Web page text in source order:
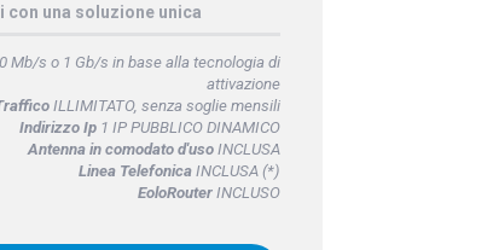
con una soluzione unica
Mb/s o 1 Gb/s in base alla tecnologia di
attivazione
ILLIMITATO, senza soglie mensili
Indirizzo Ip1 IP PUBBLICO DINAMICO
Antenna in comodato d'usoINCLUSA
Linea TelefonicaINCLUSA (*)
EoloRouterINCLUSO